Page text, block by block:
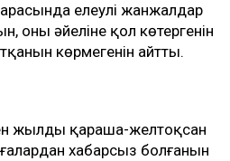
елеулі жанжалдар
оның әйеліне қол көтергенін
көрмегенін айтты.
жылдың қараша-желтоқсан
хабарсыз болғанын